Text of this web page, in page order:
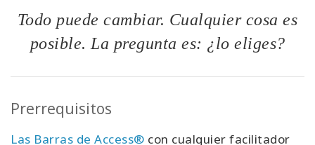
Todo puede cambiar. Cualquier cosa es
posible. La pregunta es: ¿lo eliges?
Prerrequisitos
Las Barras de Access® con cualquier facilitador